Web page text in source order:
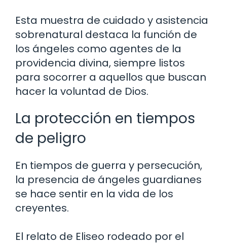
Esta muestra de cuidado y asistencia
sobrenatural destaca la función de
los ángeles como agentes de la
providencia divina, siempre listos
para socorrer a aquellos que buscan
hacer la voluntad de Dios.
La protección en tiempos
de peligro
En tiempos de guerra y persecución,
la presencia de ángeles guardianes
se hace sentir en la vida de los
creyentes.
El relato de Eliseo rodeado por el